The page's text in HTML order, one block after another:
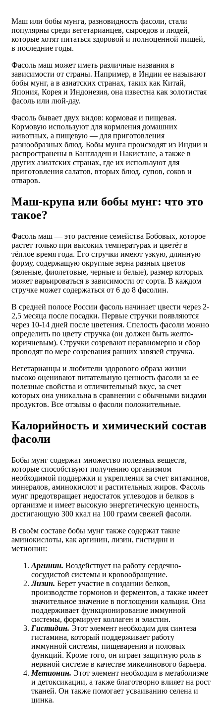
Маш или бобы мунга, разновидность фасоли, стали
популярны среди вегетарианцев, сыроедов и людей,
которые хотят питаться здоровой и полноценной пищей,
в последние годы.
Фасоль маш может иметь различные названия в
зависимости от страны. Например, в Индии ее называют
бобы мунг, а в азиатских странах, таких как Китай,
Япония, Корея и Индонезия, она известна как золотистая
фасоль или люй-дау.
Фасоль бывает двух видов: кормовая и пищевая.
Кормовую используют для кормления домашних
животных, а пищевую — для приготовления
разнообразных блюд. Бобы мунга происходят из Индии и
распространены в Бангладеш и Пакистане, а также в
других азиатских странах, где их используют для
приготовления салатов, вторых блюд, супов, соков и
отваров.
Маш-крупа или бобы мунг: что это
такое?
Фасоль маш — это растение семейства Бобовых, которое
растет только при высоких температурах и цветёт в
тёплое время года. Его стручки имеют узкую, длинную
форму, содержащую округлые зерна разных цветов
(зеленые, фиолетовые, черные и белые), размер которых
может варьироваться в зависимости от сорта. В каждом
стручке может содержаться от 6 до 8 фасолин.
В средней полосе России фасоль начинает цвести через 2-
2,5 месяца после посадки. Первые стручки появляются
через 10-14 дней после цветения. Спелость фасоли можно
определить по цвету стручка (он должен быть желто-
коричневым). Стручки созревают неравномерно и сбор
проводят по мере созревания ранних завязей стручка.
Вегетарианцы и любители здорового образа жизни
высоко оценивают питательную ценность фасоли за ее
полезные свойства и отличительный вкус, за счет
которых она уникальна в сравнении с обычными видами
продуктов. Все отзывы о фасоли положительные.
Калорийность и химический состав
фасоли
Бобы мунг содержат множество полезных веществ,
которые способствуют получению организмом
необходимой поддержки и укрепления за счет витаминов,
минералов, аминокислот и растительных жиров. Фасоль
мунг предотвращает недостаток углеводов и белков в
организме и имеет высокую энергетическую ценность,
достигающую 300 ккал на 100 грамм свежей фасоли.
В своём составе бобы мунг также содержат такие
аминокислоты, как аргинин, лизин, гистидин и
метионин:
Аргинин. Воздействует на работу сердечно-
сосудистой системы и кровообращение.
Лизин. Берет участие в создании белков,
производстве гормонов и ферментов, а также имеет
значительное значение в поглощении кальция. Она
поддерживает функционирование иммунной
системы, формирует коллаген и эластин.
Гистидин. Этот элемент необходим для синтеза
гистамина, который поддерживает работу
иммунной системы, пищеварения и половых
функций. Кроме того, он играет защитную роль в
нервной системе в качестве микелинового барьера.
Метионин. Этот элемент необходим в метаболизме
и детоксикации, а также благотворно влияет на рост
тканей. Он также помогает усваиванию селена и
цинка.